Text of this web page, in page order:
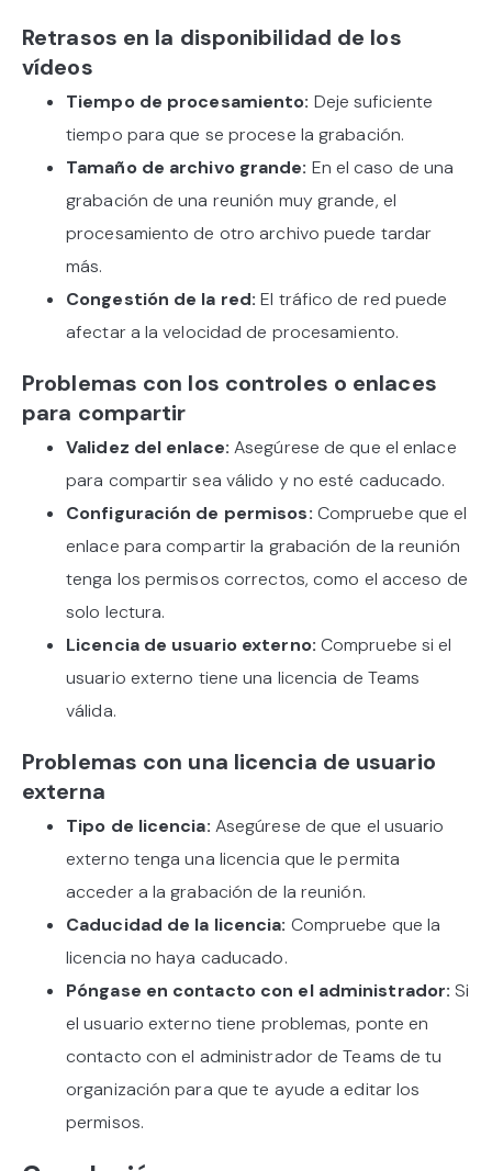
Retrasos en la disponibilidad de los
vídeos
Tiempo de procesamiento: Deje suficiente
tiempo para que se procese la grabación.
Tamaño de archivo grande: En el caso de una
grabación de una reunión muy grande, el
procesamiento de otro archivo puede tardar
más.
Congestión de la red: El tráfico de red puede
afectar a la velocidad de procesamiento.
Problemas con los controles o enlaces
para compartir
Validez del enlace: Asegúrese de que el enlace
para compartir sea válido y no esté caducado.
Configuración de permisos: Compruebe que el
enlace para compartir la grabación de la reunión
tenga los permisos correctos, como el acceso de
solo lectura.
Licencia de usuario externo: Compruebe si el
usuario externo tiene una licencia de Teams
válida.
Problemas con una licencia de usuario
externa
Tipo de licencia: Asegúrese de que el usuario
externo tenga una licencia que le permita
acceder a la grabación de la reunión.
Caducidad de la licencia: Compruebe que la
licencia no haya caducado.
Póngase en contacto con el administrador: Si
el usuario externo tiene problemas, ponte en
contacto con el administrador de Teams de tu
organización para que te ayude a editar los
permisos.